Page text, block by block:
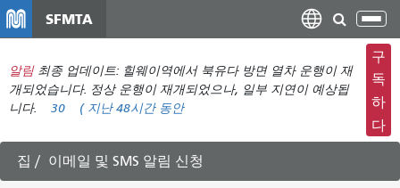
텐
츠
건
너
뛰
SFMTA
탐
색
메
뉴
전
환
알림 최종 업데이트: 힐웨이역에서 북유다 방면 열차 운행이 재
개되었습니다. 정상 운행이 재개되었으나, 일부 지연이 예상됩
니다.
30 ( 지난 48시간 동안
구
독
하
다
집 이메일 및 SMS 알림 신청